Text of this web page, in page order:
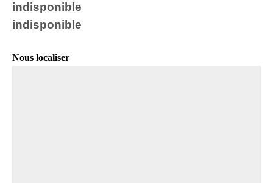
indisponible
indisponible
Nous localiser